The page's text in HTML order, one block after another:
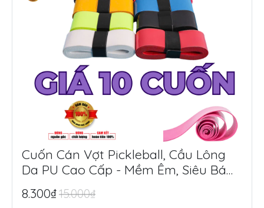
Cuốn Cán Vợt Pickleball, Cầu Lông
Da PU Cao Cấp - Mềm Êm, Siêu Bám
Tay, Chống Trượt Tối Ưu
8.300₫15.000₫